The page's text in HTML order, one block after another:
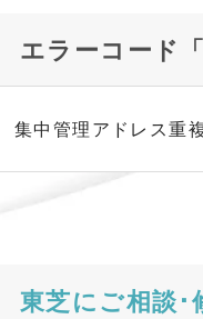
エラーコード「
集中管理アドレス重
東芝にご相談･